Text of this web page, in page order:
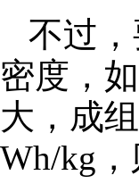
不过
密度，
大，成
Wh/kg